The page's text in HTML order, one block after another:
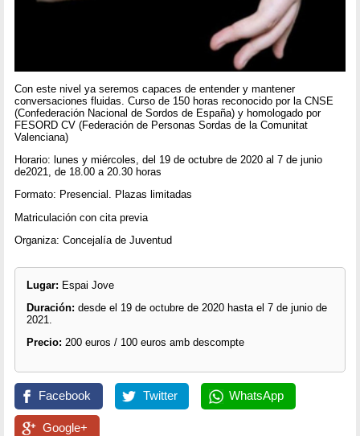
Con este nivel ya seremos capaces de entender y mantener
conversaciones fluidas. Curso de 150 horas reconocido por la CNSE
(Confederación Nacional de Sordos de España) y homologado por
FESORD CV (Federación de Personas Sordas de la Comunitat
Valenciana)
Horario: lunes y miércoles, del 19 de octubre de 2020 al 7 de junio
de2021, de 18.00 a 20.30 horas
Formato: Presencial. Plazas limitadas
Matriculación con cita previa
Organiza: Concejalía de Juventud
Lugar: Espai Jove
Duración: desde el 19 de octubre de 2020 hasta el 7 de junio de
2021.
Precio: 200 euros / 100 euros amb descompte
Facebook Twitter WhatsApp
Google+